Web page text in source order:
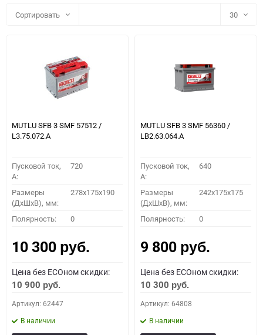
ПОДОБРАТЬ
Как определить полярность?
0 - обратная 1 - прямая 3 - обратная 4 - прямая
Сортировать 30
MUTLU SFB 3 SMF 57512 /
L3.75.072.A
Пусковой ток,
A:
720
Размеры
(ДхШхВ), мм:
278x175x190
Полярность: 0
10 300 руб.
Цена без ECOном скидки:
10 900 руб.
Артикул: 62447
В наличии
MUTLU SFB 3 SMF 56360 /
LB2.63.064.A
Пусковой ток,
A:
640
Размеры
(ДхШхВ), мм:
242x175x175
Полярность: 0
9 800 руб.
Цена без ECOном скидки:
10 300 руб.
Артикул: 64808
В наличии